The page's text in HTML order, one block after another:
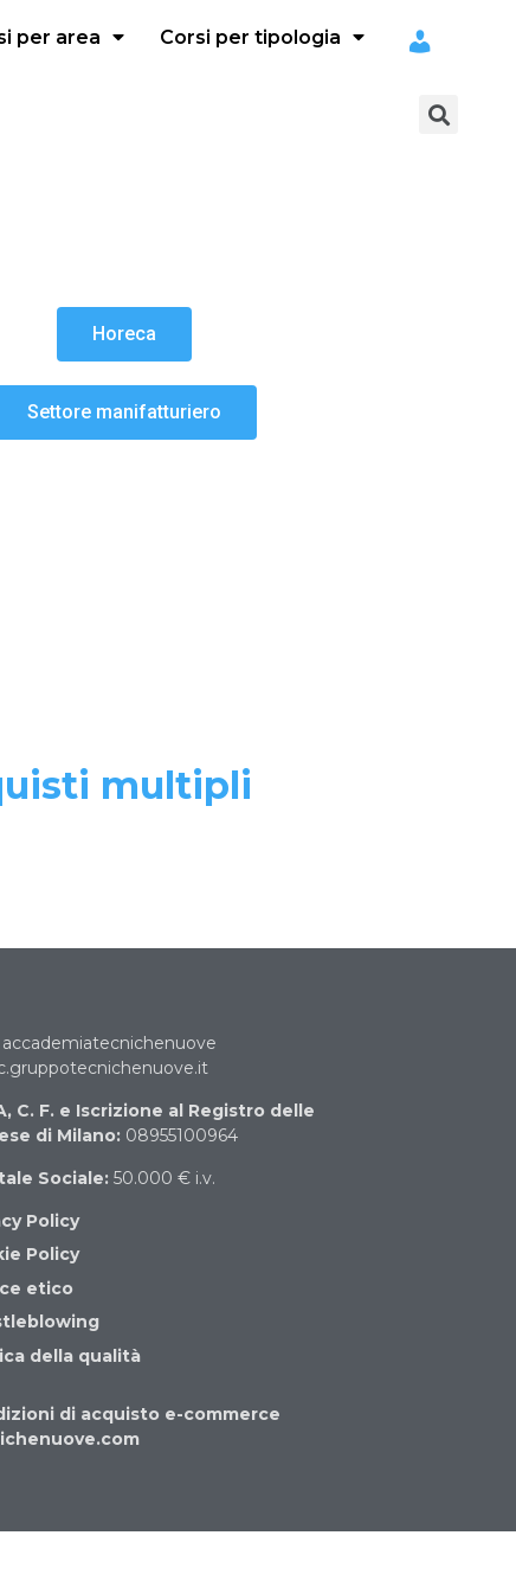
per area Corsi per tipologia
Horeca
Settore manifatturiero
multipli
C. F. e Iscrizione al Registro delle
di Milano:08955100964
Sociale:50.000 € i.v.
Policy
Policy
etico
della qualità
di acquisto e-commerce